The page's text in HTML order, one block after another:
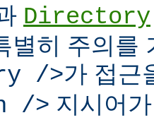
Directory
별히 주의를
/>가 접근
/> 지시어